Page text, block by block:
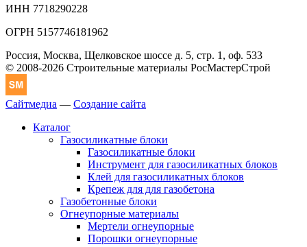
ИНН 7718290228
ОГРН 5157746181962
Россия, Москва, Щелковское шоссе д. 5, стр. 1, оф. 533
© 2008-2026 Строительные материалы РосМастерСтрой
Сайтмедиа — Создание сайта
Каталог
Газосиликатные блоки
Газосиликатные блоки
Инструмент для газосиликатных блоков
Клей для газосиликатных блоков
Крепеж для для газобетона
Газобетонные блоки
Огнеупорные материалы
Мертели огнеупорные
Порошки огнеупорные